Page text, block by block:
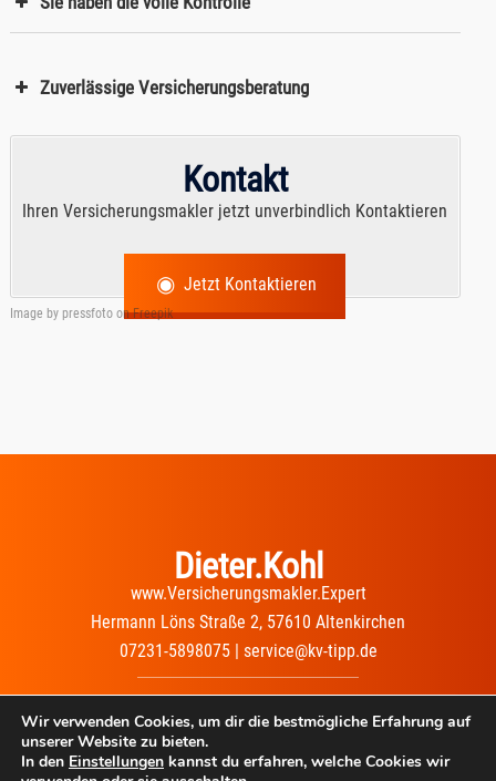
Zuverlässige Versicherungsberatung
Kontakt
Ihren Versicherungsmakler jetzt unverbindlich Kontaktieren
Jetzt Kontaktieren
Image by pressfoto on Freepik
Dieter.Kohl
www.Versicherungsmakler.Expert
Hermann Löns Straße 2, 57610 Altenkirchen
07231-5898075 | service@kv-tipp.de
Impressum|Datenschutz|
Erstinformation
Wir verwenden Cookies, um dir die bestmögliche Erfahrung auf
unserer Website zu bieten.
In den Einstellungen kannst du erfahren, welche Cookies wir